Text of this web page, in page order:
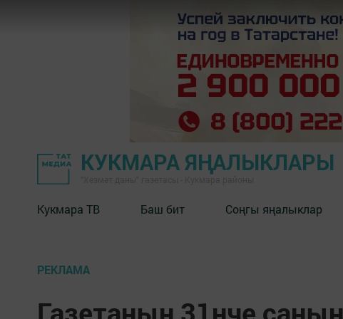
КУКМАРА ЯҢАЛЫКЛАРЫ
Кукмара ТВ Баш бит Соңгы яңалыклар
РЕКЛАМА
Газетаның 31нче